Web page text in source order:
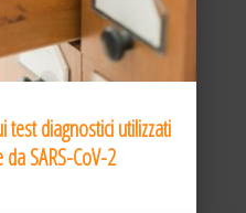
diagnostici utilizzati
SARS-CoV-2